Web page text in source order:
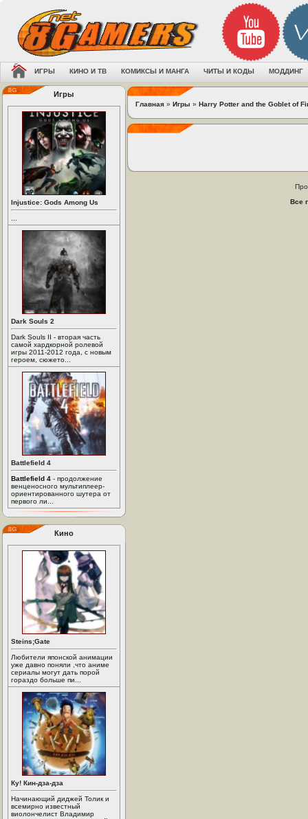
ИГРЫ КИНО И ТВ КОМИКСЫ И МАНГА ЧИТЫ И КОДЫ МОДДИНГ
Игры
Injustice: Gods Among Us
Dark Souls 2
Dark Souls II - вторая часть
самой хардкорной ролевой
игры 2011-2012 года, с новым
героем, сюжето...
Battlefield 4
Battlefield 4 - продолжение
венценосного мультиплеер-
ориентированного шутера от
первого ли...
Кино
Steins;Gate
Любители японской анимации
уже давно поняли ,что аниме
сериалы могут дать порой
гораздо больше пи...
Ку! Кин-дза-дза
Начинающий диджей Толик и
всемирно известный
виолончелист Владимир
Главная » Игры » Harry Potter and the Goblet of
Все